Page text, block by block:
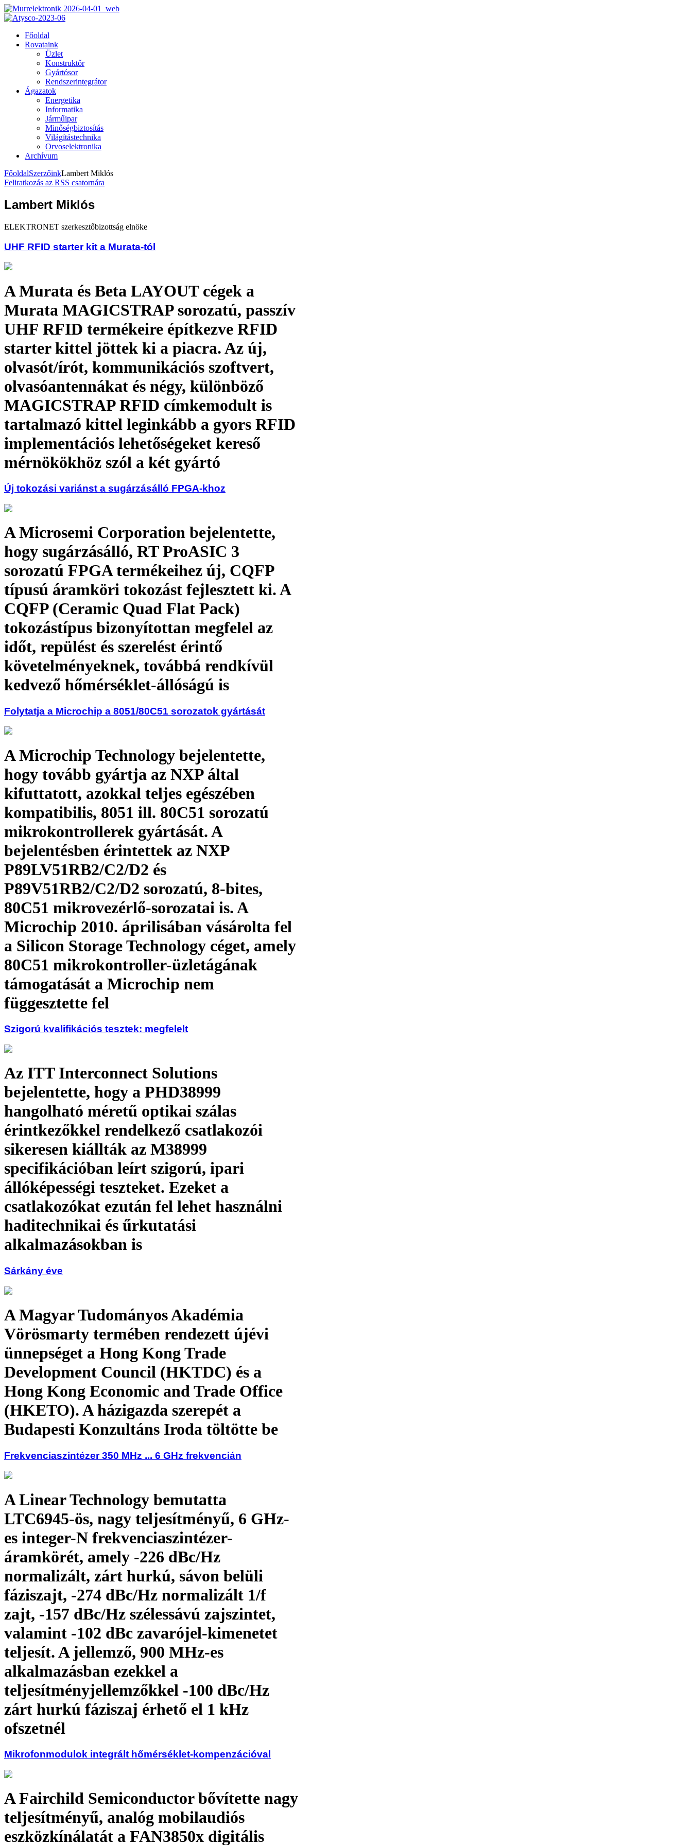
Főoldal
Rovataink
Üzlet
Konstruktőr
Gyártósor
Rendszerintegrátor
Ágazatok
Energetika
Informatika
Járműipar
Minőségbiztosítás
Világítástechnika
Orvoselektronika
Archívum
FőoldalSzerzőinkLambert Miklós
Feliratkozás az RSS csatornára
Lambert Miklós
ELEKTRONET szerkesztőbizottság elnöke
UHF RFID starter kit a Murata-tól
A Murata és Beta LAYOUT cégek a
Murata MAGICSTRAP sorozatú, passzív
UHF RFID termékeire építkezve RFID
starter kittel jöttek ki a piacra. Az új,
olvasót/írót, kommunikációs szoftvert,
olvasóantennákat és négy, különböző
MAGICSTRAP RFID címkemodult is
tartalmazó kittel leginkább a gyors RFID
implementációs lehetőségeket kereső
mérnökökhöz szól a két gyártó
Új tokozási variánst a sugárzásálló FPGA-khoz
A Microsemi Corporation bejelentette,
hogy sugárzásálló, RT ProASIC 3
sorozatú FPGA termékeihez új, CQFP
típusú áramköri tokozást fejlesztett ki. A
CQFP (Ceramic Quad Flat Pack)
tokozástípus bizonyítottan megfelel az
időt, repülést és szerelést érintő
követelményeknek, továbbá rendkívül
kedvező hőmérséklet-állóságú is
Folytatja a Microchip a 8051/80C51 sorozatok gyártását
A Microchip Technology bejelentette,
hogy tovább gyártja az NXP által
kifuttatott, azokkal teljes egészében
kompatibilis, 8051 ill. 80C51 sorozatú
mikrokontrollerek gyártását. A
bejelentésben érintettek az NXP
P89LV51RB2/C2/D2 és
P89V51RB2/C2/D2 sorozatú, 8-bites,
80C51 mikrovezérlő-sorozatai is. A
Microchip 2010. áprilisában vásárolta fel
a Silicon Storage Technology céget, amely
80C51 mikrokontroller-üzletágának
támogatását a Microchip nem
függesztette fel
Szigorú kvalifikációs tesztek: megfelelt
Az ITT Interconnect Solutions
bejelentette, hogy a PHD38999
hangolható méretű optikai szálas
érintkezőkkel rendelkező csatlakozói
sikeresen kiállták az M38999
specifikációban leírt szigorú, ipari
állóképességi teszteket. Ezeket a
csatlakozókat ezután fel lehet használni
haditechnikai és űrkutatási
alkalmazásokban is
Sárkány éve
A Magyar Tudományos Akadémia
Vörösmarty termében rendezett újévi
ünnepséget a Hong Kong Trade
Development Council (HKTDC) és a
Hong Kong Economic and Trade Office
(HKETO). A házigazda szerepét a
Budapesti Konzultáns Iroda töltötte be
Frekvenciaszintézer 350 MHz ... 6 GHz frekvencián
A Linear Technology bemutatta
LTC6945-ös, nagy teljesítményű, 6 GHz-
es integer-N frekvenciaszintézer-
áramkörét, amely -226 dBc/Hz
normalizált, zárt hurkú, sávon belüli
fáziszajt, -274 dBc/Hz normalizált 1/f
zajt, -157 dBc/Hz szélessávú zajszintet,
valamint -102 dBc zavarójel-kimenetet
teljesít. A jellemző, 900 MHz-es
alkalmazásban ezekkel a
teljesítményjellemzőkkel -100 dBc/Hz
zárt hurkú fáziszaj érhető el 1 kHz
ofszetnél
Mikrofonmodulok integrált hőmérséklet-kompenzációval
A Fairchild Semiconductor bővítette nagy
teljesítményű, analóg mobilaudiós
eszközkínálatát a FAN3850x digitális